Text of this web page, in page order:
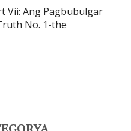
Vii: Ang Pagbubulgar
No. 1-the